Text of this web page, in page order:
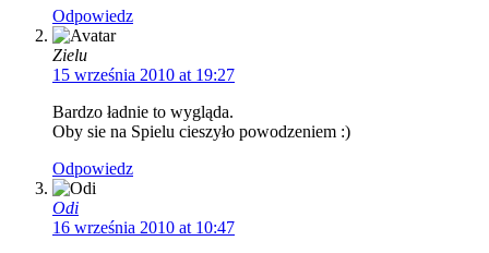
Odpowiedz
Zielu
15 września 2010 at 19:27
Bardzo ładnie to wygląda.
Oby sie na Spielu cieszyło powodzeniem :)
Odpowiedz
Odi
16 września 2010 at 10:47